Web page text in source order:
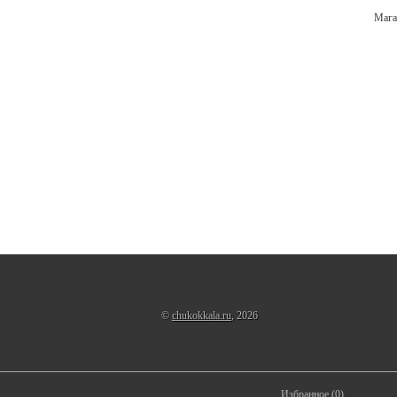
© chukokkala.ru, 2026
Избранное (0)